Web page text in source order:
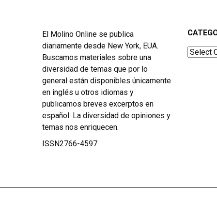
El Molino Online se publica
diariamente desde New York, EUA.
Buscamos materiales sobre una
diversidad de temas que por lo
general están disponibles únicamente
en inglés u otros idiomas y
publicamos breves excerptos en
español. La diversidad de opiniones y
temas nos enriquecen.
ISSN2766-4597